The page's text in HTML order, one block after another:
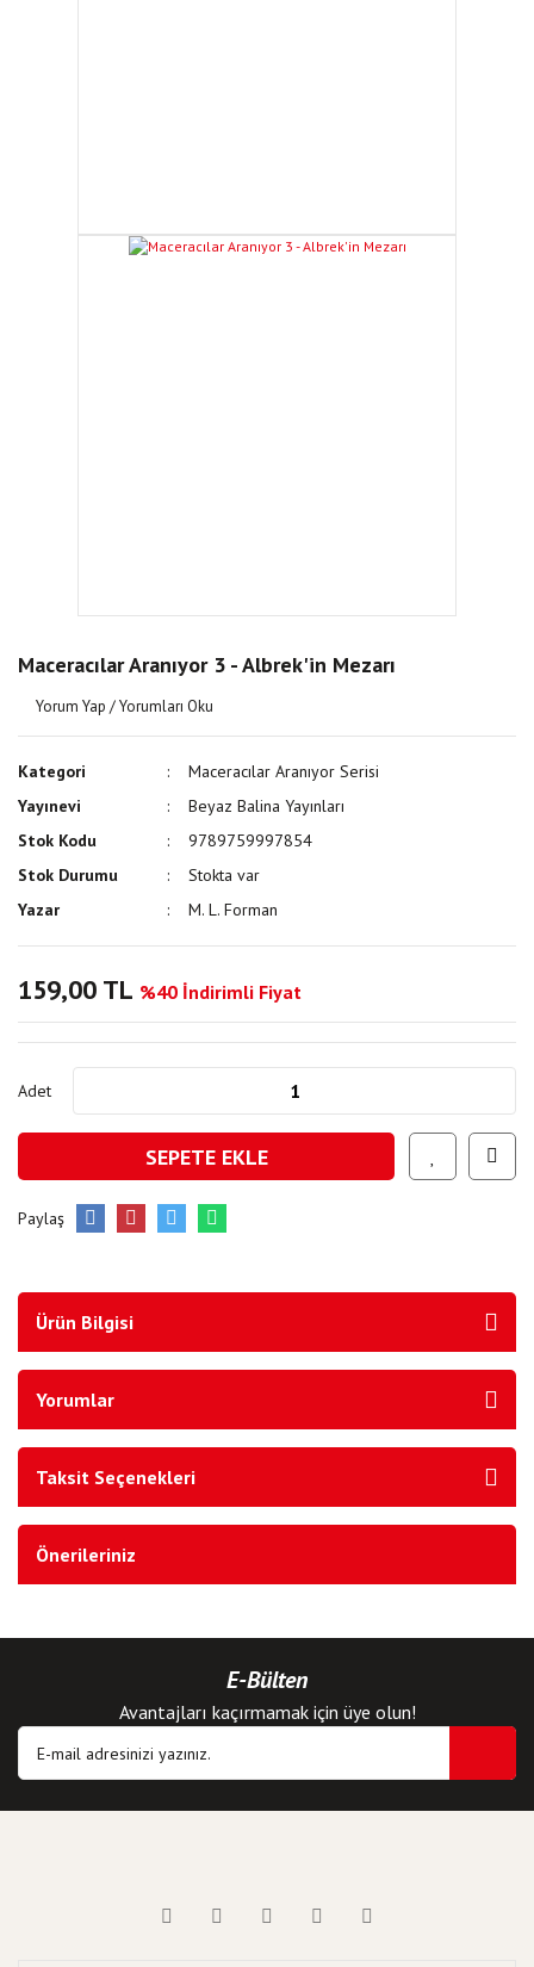
Maceracılar Aranıyor 3 - Albrek'in Mezarı
Yorum Yap / Yorumları Oku
Kategori
Maceracılar Aranıyor Serisi
Yayınevi
Beyaz Balina Yayınları
Stok Kodu
9789759997854
Stok Durumu
Stokta var
Yazar
M. L. Forman
159,00 TL %40 İndirimli Fiyat
Adet
SEPETE EKLE
Paylaş
Ürün Bilgisi
Yorumlar
Taksit Seçenekleri
Önerileriniz
E-Bülten
Avantajları kaçırmamak için üye olun!